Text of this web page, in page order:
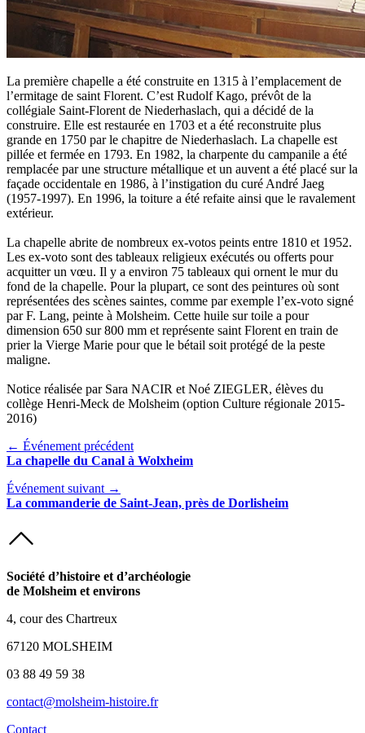
La première chapelle a été construite en 1315 à l’emplacement de
l’ermitage de saint Florent. C’est Rudolf Kago, prévôt de la
collégiale Saint-Florent de Niederhaslach, qui a décidé de la
construire. Elle est restaurée en 1703 et a été reconstruite plus
grande en 1750 par le chapitre de Niederhaslach. La chapelle est
pillée et fermée en 1793. En 1982, la charpente du campanile a été
remplacée par une structure métallique et un auvent a été placé sur la
façade occidentale en 1986, à l’instigation du curé André Jaeg
(1957-1997). En 1996, la toiture a été refaite ainsi que le ravalement
extérieur.
La chapelle abrite de nombreux ex-votos peints entre 1810 et 1952.
Les ex-voto sont des tableaux religieux exécutés ou offerts pour
acquitter un vœu. Il y a environ 75 tableaux qui ornent le mur du
fond de la chapelle. Pour la plupart, ce sont des peintures où sont
représentées des scènes saintes, comme par exemple l’ex-voto signé
par F. Lang, peinte à Molsheim. Cette huile sur toile a pour
dimension 650 sur 800 mm et représente saint Florent en train de
prier la Vierge Marie pour que le bétail soit protégé de la peste
maligne.
Notice réalisée par Sara NACIR et Noé ZIEGLER, élèves du
collège Henri-Meck de Molsheim (option Culture régionale 2015-
2016)
← Événement précédent
La chapelle du Canal à Wolxheim
Événement suivant →
La commanderie de Saint-Jean, près de Dorlisheim
Société d’histoire et d’archéologie
de Molsheim et environs
4, cour des Chartreux
67120 MOLSHEIM
03 88 49 59 38
contact@molsheim-histoire.fr
Contact